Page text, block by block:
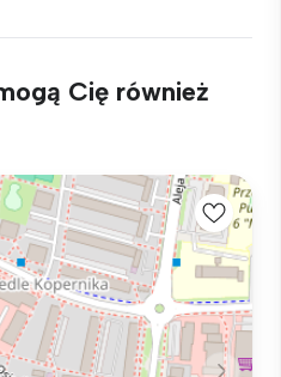
Cię również